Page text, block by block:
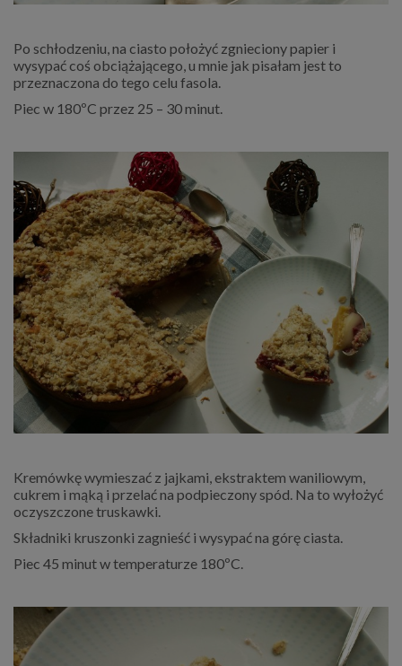
Po schłodzeniu, na ciasto położyć zgnieciony papier i
wysypać coś obciążającego, u mnie jak pisałam jest to
przeznaczona do tego celu fasola.
Piec w 180ºC przez 25 – 30 minut.
Kremówkę wymieszać z jajkami, ekstraktem waniliowym,
cukrem i mąką i przelać na podpieczony spód. Na to wyłożyć
oczyszczone truskawki.
Składniki kruszonki zagnieść i wysypać na górę ciasta.
Piec 45 minut w temperaturze 180ºC.